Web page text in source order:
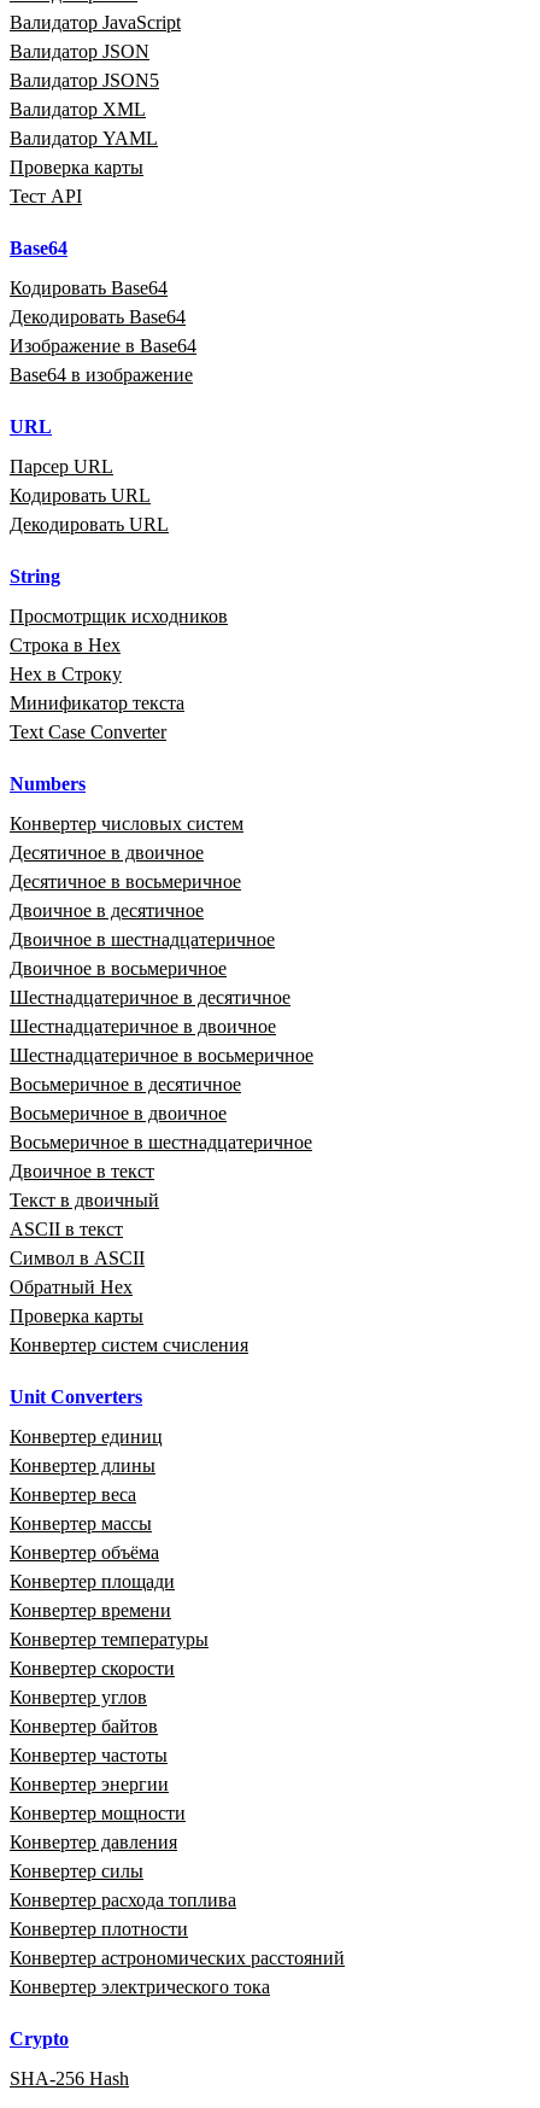
Валидатор JavaScript
Валидатор JSON
Валидатор JSON5
Валидатор XML
Валидатор YAML
Проверка карты
Тест API
Base64
Кодировать Base64
Декодировать Base64
Изображение в Base64
Base64 в изображение
URL
Парсер URL
Кодировать URL
Декодировать URL
String
Просмотрщик исходников
Строка в Hex
Hex в Строку
Минификатор текста
Text Case Converter
Numbers
Конвертер числовых систем
Десятичное в двоичное
Десятичное в восьмеричное
Двоичное в десятичное
Двоичное в шестнадцатеричное
Двоичное в восьмеричное
Шестнадцатеричное в десятичное
Шестнадцатеричное в двоичное
Шестнадцатеричное в восьмеричное
Восьмеричное в десятичное
Восьмеричное в двоичное
Восьмеричное в шестнадцатеричное
Двоичное в текст
Текст в двоичный
ASCII в текст
Символ в ASCII
Обратный Hex
Проверка карты
Конвертер систем счисления
Unit Converters
Конвертер единиц
Конвертер длины
Конвертер веса
Конвертер массы
Конвертер объёма
Конвертер площади
Конвертер времени
Конвертер температуры
Конвертер скорости
Конвертер углов
Конвертер байтов
Конвертер частоты
Конвертер энергии
Конвертер мощности
Конвертер давления
Конвертер силы
Конвертер расхода топлива
Конвертер плотности
Конвертер астрономических расстояний
Конвертер электрического тока
Crypto
SHA-256 Hash